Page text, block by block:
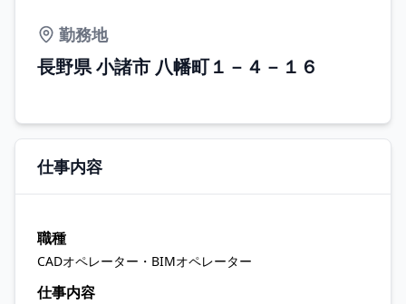
勤務地
長野県 小諸市 八幡町１－４－１６
仕事内容
職種
CADオペレーター・BIMオペレーター
仕事内容